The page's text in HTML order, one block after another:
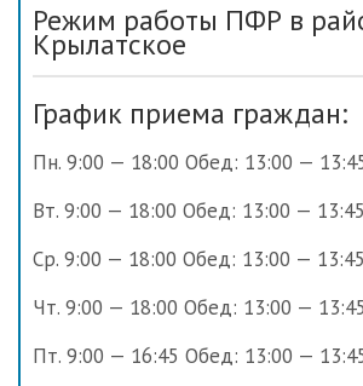
Режим работы ПФР в
Крылатское
График приема граждан:
Пн. 9:00 — 18:00 Обед: 13:00 —
Вт. 9:00 — 18:00 Обед: 13:00 — 13:45
Ср. 9:00 — 18:00 Обед: 13:00 — 13:45
Чт. 9:00 — 18:00 Обед: 13:00 — 13:45
Пт. 9:00 — 16:45 Обед: 13:00 —